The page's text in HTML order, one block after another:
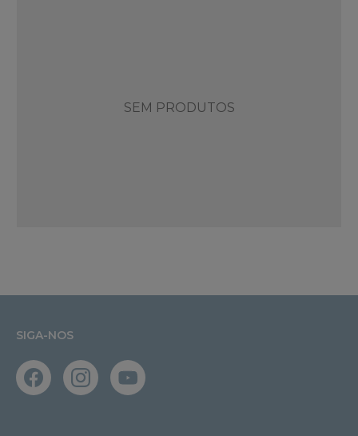
SEM PRODUTOS
SIGA-NOS